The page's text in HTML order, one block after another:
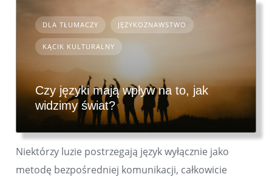
DLA TŁUMACZY JĘZYKOZNAWSTWO
KĄCIK KULTURALNY
Czy języki mają wpływ na to, jak
widzimy świat?
Niektórzy luzie postrzegają język wyłącznie jako
metodę bezpośredniej komunikacji, całkowicie